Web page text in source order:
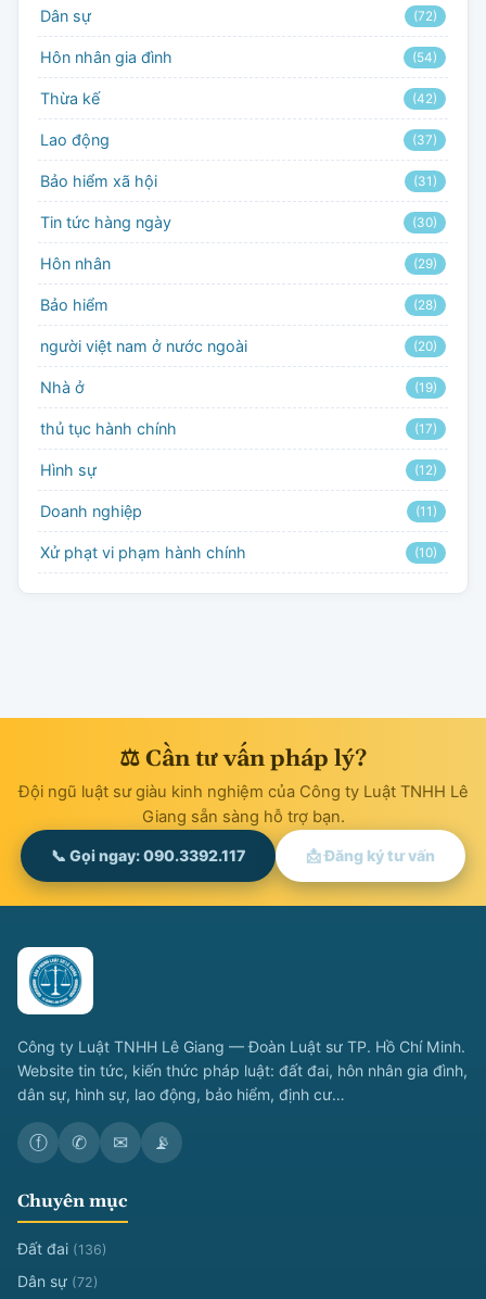
Dân sự (72)
Hôn nhân gia đình (54)
Thừa kế (42)
Lao động (37)
Bảo hiểm xã hội (31)
Tin tức hàng ngày (30)
Hôn nhân (29)
Bảo hiểm (28)
người việt nam ở nước ngoài (20)
Nhà ở (19)
thủ tục hành chính (17)
Hình sự (12)
Doanh nghiệp (11)
Xử phạt vi phạm hành chính (10)
⚖ Cần tư vấn pháp lý?
Đội ngũ luật sư giàu kinh nghiệm của Công ty Luật TNHH Lê
Giang sẵn sàng hỗ trợ bạn.
📞 Gọi ngay: 090.3392.117 📩 Đăng ký tư vấn
Công ty Luật TNHH Lê Giang — Đoàn Luật sư TP. Hồ Chí Minh.
Website tin tức, kiến thức pháp luật: đất đai, hôn nhân gia đình,
dân sự, hình sự, lao động, bảo hiểm, định cư…
ⓕ ✆ ✉ 📡
Chuyên mục
Đất đai (136)
Dân sự (72)